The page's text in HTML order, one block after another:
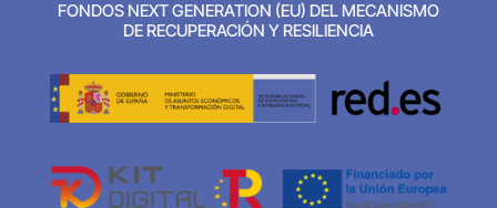
FONDOS NEXT GENERATION (EU) DEL MECANISMO
DE RECUPERACIÓN Y RESILIENCIA